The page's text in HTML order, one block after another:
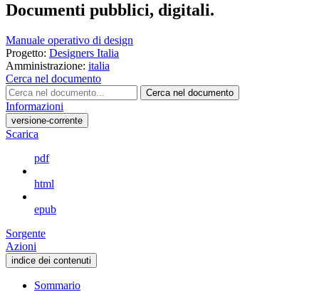
Documenti pubblici, digitali.
Manuale operativo di design
Progetto: Designers Italia
Amministrazione: italia
Cerca nel documento
Cerca nel documento
Informazioni
versione-corrente
Scarica
pdf
html
epub
Sorgente
Azioni
indice dei contenuti
Sommario